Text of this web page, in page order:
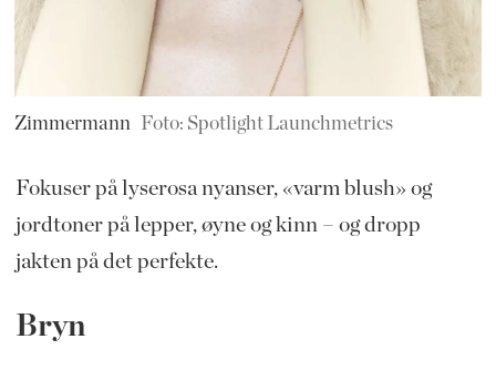
Zimmermann Foto: Spotlight Launchmetrics
Fokuser på lyserosa nyanser, «varm blush» og
jordtoner på lepper, øyne og kinn – og dropp
jakten på det perfekte.
Bryn